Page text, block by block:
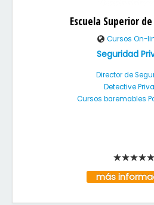
Escuela Superior
Cursos On-
Seguridad
Director de
Detective
Cursos baremables
más